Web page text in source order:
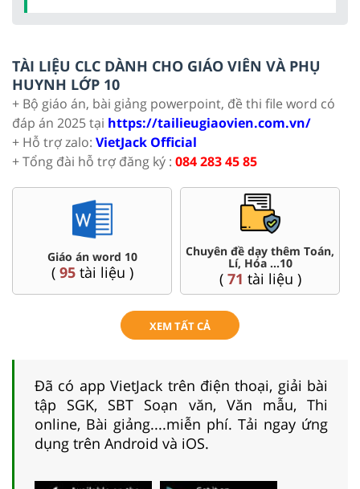
TÀI LIỆU CLC DÀNH CHO GIÁO VIÊN VÀ PHỤ
HUYNH LỚP 10
+ Bộ giáo án, bài giảng powerpoint, đề thi file word có
đáp án 2025 tại https://tailieugiaovien.com.vn/
+ Hỗ trợ zalo: VietJack Official
+ Tổng đài hỗ trợ đăng ký : 084 283 45 85
Giáo án word 10
( 95tài liệu )
Chuyên đề dạy thêm Toán,
Lí, Hóa ...10
( 71 tài liệu )
XEM TẤT CẢ
Đã có app VietJack trên điện thoại, giải bài
tập SGK, SBT Soạn văn, Văn mẫu, Thi
online, Bài giảng....miễn phí. Tải ngay ứng
dụng trên Android và iOS.